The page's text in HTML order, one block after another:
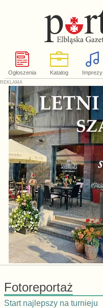
Ogłoszenia Katalog Imprezy
Fotoreportaż
Start najlepszy na turnieju